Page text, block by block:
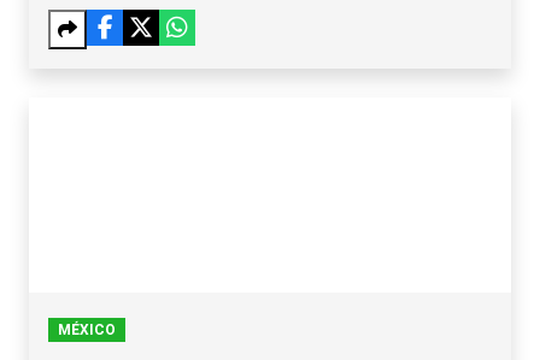
MÉXICO